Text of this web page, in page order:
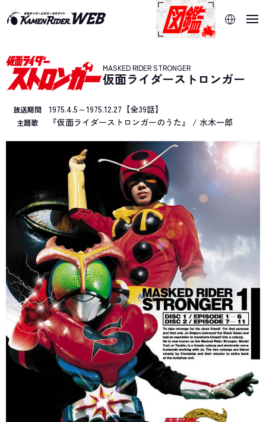
当サイトでは、機械的な自動翻訳サービスを使用していま
す。指定した言語に切り替わらないページは、ブラウザの翻
訳機能をご利用ください。
MASKED RIDER STRONGER
仮面ライダーストロンガー
放送期間 1975.4.5～1975.12.27【全39話】
主題歌 『仮面ライダーストロンガーのうた』 / 水木一郎